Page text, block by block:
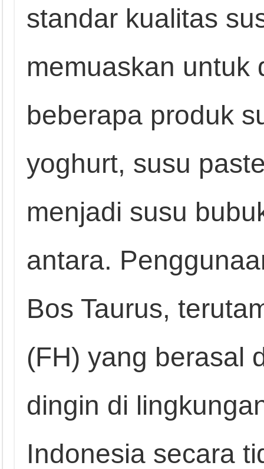
standar kualitas
memuaskan untuk
beberapa produk
yoghurt, susu
menjadi susu
antara.
Bos Taurus,
(FH) yang berasal
dingin di
Indonesia secara